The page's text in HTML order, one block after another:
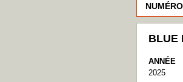
BLUE
ANNÉE
2025